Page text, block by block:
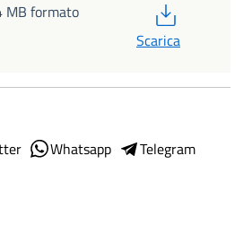
MB formato
Scarica
Whatsapp
Telegram